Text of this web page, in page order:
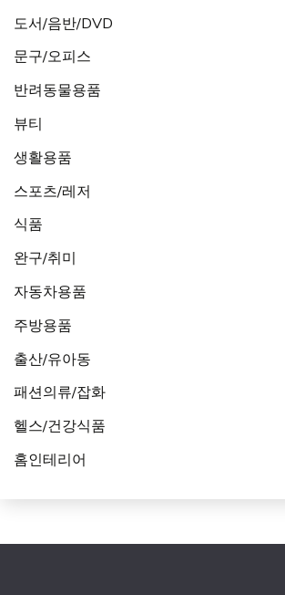
도서/음반/DVD
문구/오피스
반려동물용품
뷰티
생활용품
스포츠/레저
식품
완구/취미
자동차용품
주방용품
출산/유아동
패션의류/잡화
헬스/건강식품
홈인테리어